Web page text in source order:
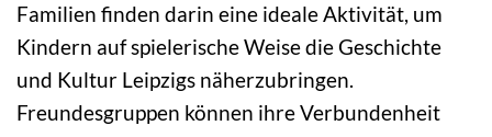
Familien finden darin eine ideale Aktivität, um
Kindern auf spielerische Weise die Geschichte
und Kultur Leipzigs näherzubringen.
Freundesgruppen können ihre Verbundenheit